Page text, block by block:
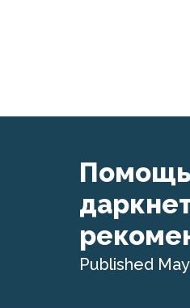
Помощь
Published